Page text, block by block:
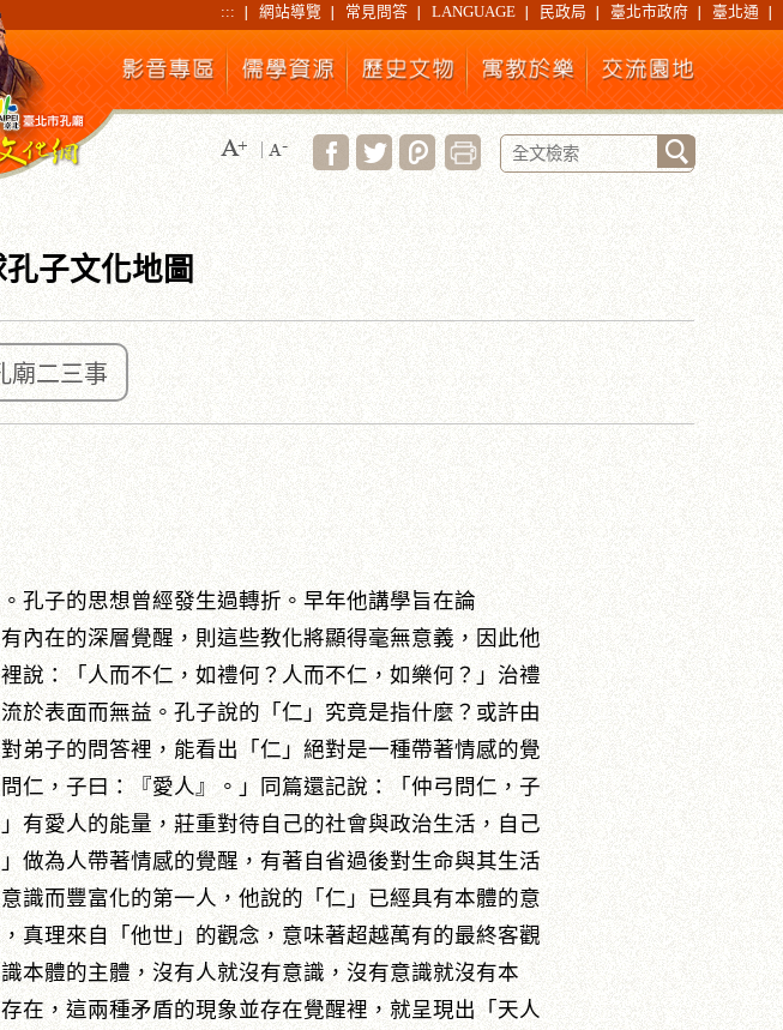
::: 網站導覽 常見問答 LANGUAGE 民政局 臺北市政府 臺北通
子文化地圖
廟二三事
孔子的思想曾經發生過轉折。早年他講學旨在論
內在的深層覺醒，則這些教化將顯得毫無意義，因此他
說：「人而不仁，如禮何？人而不仁，如樂何？」治禮
於表面而無益。孔子說的「仁」究竟是指什麼？或許由
弟子的問答裡，能看出「仁」絕對是一種帶著情感的覺
仁，子曰：『愛人』。」同篇還記說：「仲弓問仁，子
有愛人的能量，莊重對待自己的社會與政治生活，自己
做為人帶著情感的覺醒，有著自省過後對生命與其生活
識而豐富化的第一人，他說的「仁」已經具有本體的意
真理來自「他世」的觀念，意味著超越萬有的最終客觀
本體的主體，沒有人就沒有意識，沒有意識就沒有本
在，這兩種矛盾的現象並存在覺醒裡，就呈現出「天人